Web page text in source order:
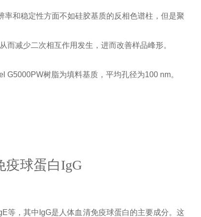
和稳定性方面不如硅胶基质的反相色谱柱，但是聚
减少二次相互作用发生，进而改善样品峰形。
树脂为填料基质，平均孔径为100 nm。
疫球蛋白IgG
等，其中 IgG是人体血清免疫球蛋白的主要成分。这